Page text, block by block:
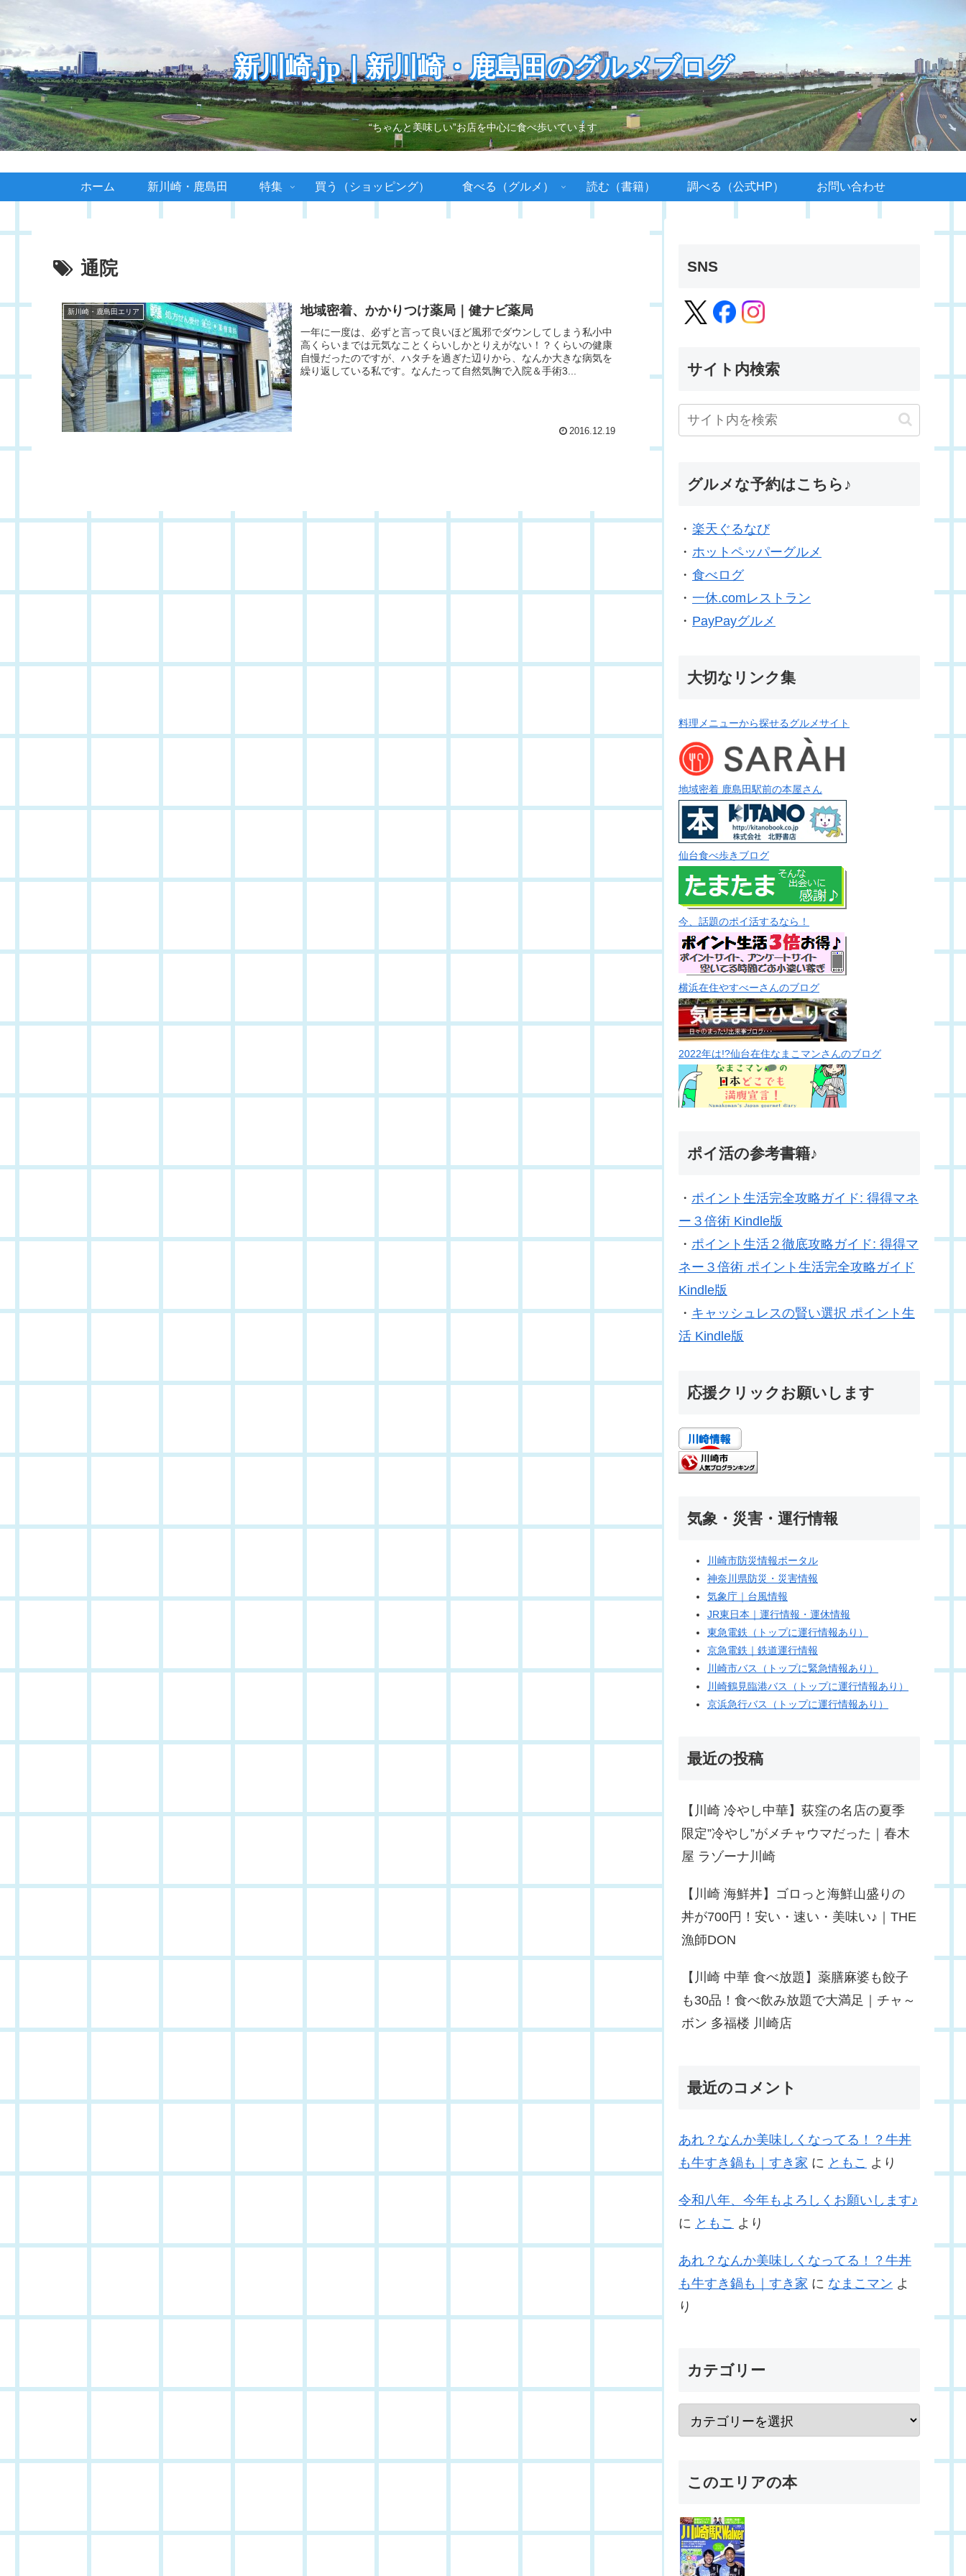
新川崎.jp｜新川崎・鹿島田のグルメブログ
“ちゃんと美味しい”お店を中心に食べ歩いています
ホーム 新川崎・鹿島田 特集 買う（ショッピング） 食べる（グルメ） 読む（書籍） 調べる（公式HP） お問い合わせ
通院
新川崎・鹿島田エリア 地域密着、かかりつけ薬局｜健ナビ薬局
一年に一度は、必ずと言って良いほど風邪でダウンしてしまう私小中
高くらいまでは元気なことくらいしかとりえがない！？くらいの健康
自慢だったのですが、ハタチを過ぎた辺りから、なんか大きな病気を
繰り返している私です。なんたって自然気胸で入院＆手術3...
2016.12.19
SNS
サイト内検索
グルメな予約はこちら♪
・ 楽天ぐるなび
・ ホットペッパーグルメ
・ 食べログ
・ 一休.comレストラン
・ PayPayグルメ
大切なリンク集
料理メニューから探せるグルメサイト
地域密着 鹿島田駅前の本屋さん
仙台食べ歩きブログ
今、話題のポイ活するなら！
横浜在住やすべーさんのブログ
2022年は!?仙台在住なまこマンさんのブログ
ポイ活の参考書籍♪
・ ポイント生活完全攻略ガイド: 得得マネ
ー３倍術 Kindle版
・ ポイント生活２徹底攻略ガイド: 得得マ
ネー３倍術 ポイント生活完全攻略ガイド
Kindle版
・ キャッシュレスの賢い選択 ポイント生
活 Kindle版
応援クリックお願いします
気象・災害・運行情報
川崎市防災情報ポータル
神奈川県防災・災害情報
気象庁｜台風情報
JR東日本｜運行情報・運休情報
東急電鉄（トップに運行情報あり）
京急電鉄｜鉄道運行情報
川崎市バス（トップに緊急情報あり）
川崎鶴見臨港バス（トップに運行情報あり）
京浜急行バス（トップに運行情報あり）
最近の投稿
【川崎 冷やし中華】荻窪の名店の夏季
限定”冷やし”がメチャウマだった｜春木
屋 ラゾーナ川崎
【川崎 海鮮丼】ゴロっと海鮮山盛りの
丼が700円！安い・速い・美味い♪｜THE
漁師DON
【川崎 中華 食べ放題】薬膳麻婆も餃子
も30品！食べ飲み放題で大満足｜チャ～
ボン 多福楼 川崎店
最近のコメント
あれ？なんか美味しくなってる！？牛丼
も牛すき鍋も｜すき家 に ともこ より
令和八年、今年もよろしくお願いします♪
に ともこ より
あれ？なんか美味しくなってる！？牛丼
も牛すき鍋も｜すき家 に なまこマン よ
り
カテゴリー
このエリアの本